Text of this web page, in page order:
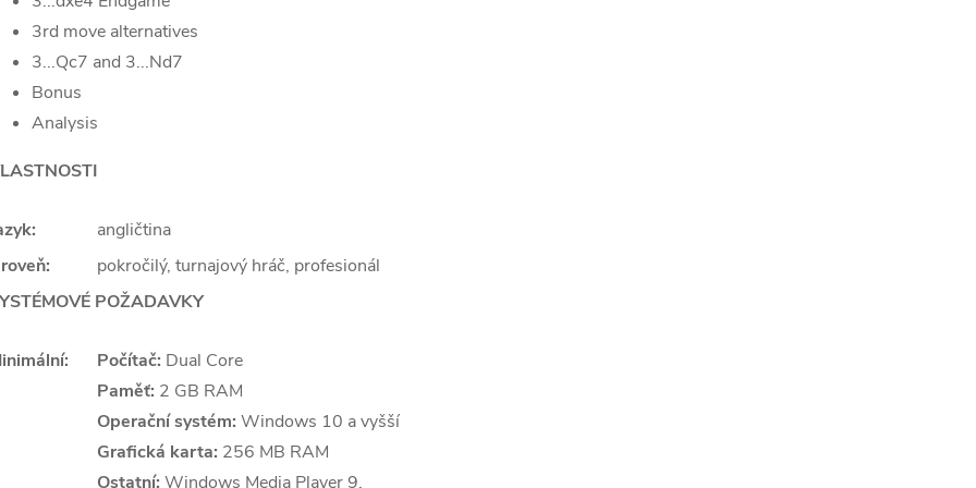
3rd move alternatives
3...Qc7 and 3...Nd7
Bonus
Analysis
angličtina
pokročilý, turnajový hráč, profesionál
POŽADAVKY
Počítač: Dual Core
Paměť: 2 GB RAM
Operační systém: Windows 10 a vyšší
Grafická karta: 256 MB RAM
Ostatní: Windows Media Player 9,